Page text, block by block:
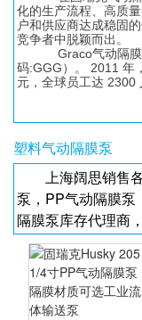
化的生产流程、高质
户和供应商达成稳固
竞争者中脱颖而出。
Graco气动隔膜
码:GGG）。 2011 年
元，全球员工达 2300
塑料气动隔膜泵
上海阔思销售
泵，PP气动隔膜泵
隔膜泵库存代理商